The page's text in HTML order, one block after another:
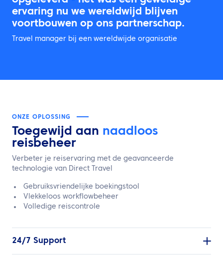
ervaring nu we wereldwijd blijven
voortbouwen op ons partnerschap.
Travel manager bij een wereldwijde organisatie
ONZE OPLOSSING
Toegewijd aan naadloos
reisbeheer
Verbeter je reiservaring met de geavanceerde
technologie van Direct Travel
Gebruiksvriendelijke boekingstool
Vlekkeloos workflowbeheer
Volledige reiscontrole
24/7 Support